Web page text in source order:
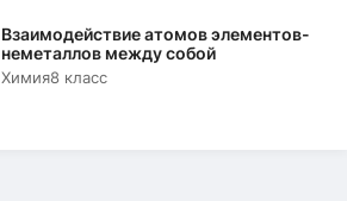
Взаимодействие атомов элементов-
неметаллов между собой
Химия8 класс